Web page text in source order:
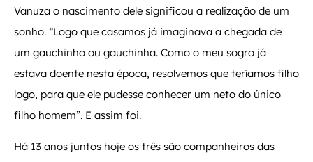
Vanuza o nascimento dele significou a realização de um
sonho. “Logo que casamos já imaginava a chegada de
um gauchinho ou gauchinha. Como o meu sogro já
estava doente nesta época, resolvemos que teríamos filho
logo, para que ele pudesse conhecer um neto do único
filho homem”. E assim foi.
Há 13 anos juntos hoje os três são companheiros das